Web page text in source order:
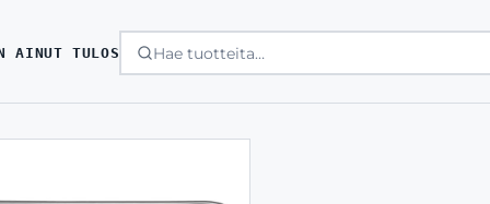
AINUT TULOS